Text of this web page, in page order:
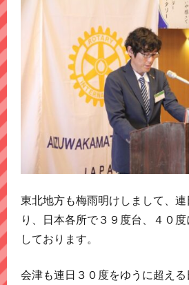
東北地方も梅雨明けしまして、
り、日本各所で３９度台、４０
しております。
会津も連日３０度をゆうに超え